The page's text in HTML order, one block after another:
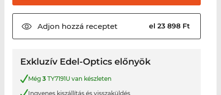
Adjon hozzá receptet el 23 898 Ft
Exkluzív Edel-Optics előnyök
Még 3TY7191U van készleten
Ingyenes kiszállítás és visszaküldés